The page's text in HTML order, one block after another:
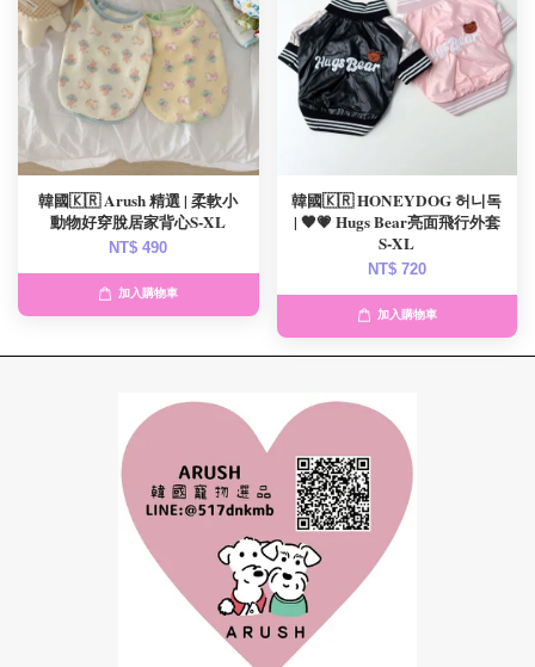
韓國🇰🇷 Arush 精選 | 柔軟小
動物好穿脫居家背心S-XL
NT$ 490
加入購物車
韓國🇰🇷 HONEYDOG 허니독
| 🖤💗 Hugs Bear亮面飛行外套
S-XL
NT$ 720
加入購物車